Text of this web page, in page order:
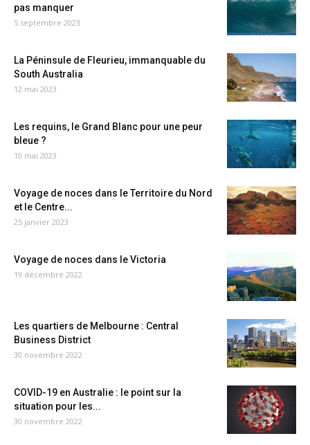
pas manquer
5 septembre 2023
La Péninsule de Fleurieu, immanquable du
South Australia
12 mai 2023
Les requins, le Grand Blanc pour une peur
bleue ?
10 mai 2023
Voyage de noces dans le Territoire du Nord
et le Centre...
25 janvier 2023
Voyage de noces dans le Victoria
19 décembre 2022
Les quartiers de Melbourne : Central
Business District
30 novembre 2022
COVID-19 en Australie : le point sur la
situation pour les...
30 novembre 2022